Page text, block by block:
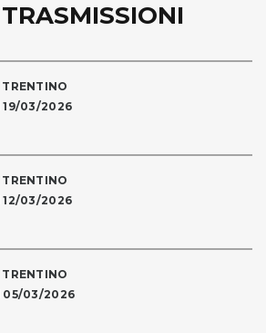
TRENTINO
03/2026
TRENTINO
03/2026
TRENTINO
05/03/2026